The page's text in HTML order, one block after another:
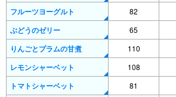
フルーツヨーグルト 82
ぶどうのゼリー 65
りんごとプラムの甘煮 110
レモンシャーベット 108
トマトシャーベット 81